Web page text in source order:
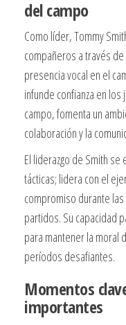
del campo
Como líder, Tommy
compañeros a través
presencia vocal en el
infunde confianza en
campo, fomenta un
colaboración y la
El liderazgo de Smith
tácticas; lidera con el
compromiso durante
partidos. Su capacidad
para mantener la moral
períodos desafiantes.
Momentos
importantes